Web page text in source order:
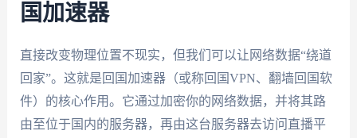
国加速器
直接改变物理位置不现实，但我们可以让网络数据“绕道
回家”。这就是回国加速器（或称回国VPN、翻墙回国软
件）的核心作用。它通过加密你的网络数据，并将其路
由至位于国内的服务器，再由这台服务器去访问直播平